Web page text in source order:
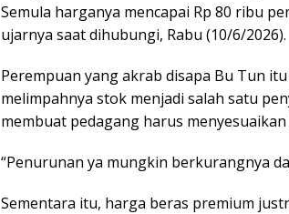
Semula harganya mencapai Rp 80 ribu
ujarnya saat dihubungi, Rabu (10/6/2026).
Perempuan yang akrab disapa Bu Tun
melimpahnya stok menjadi salah satu
membuat pedagang harus
“Penurunan ya mungkin berkurangnya
Sementara itu, harga beras premium